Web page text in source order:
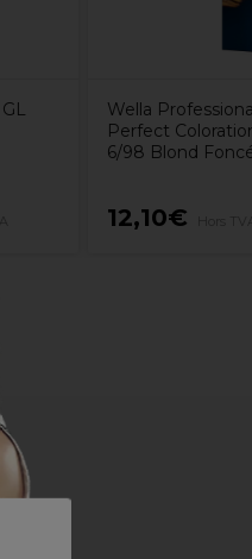
Wella
Perfect
6/98 Blond
12,10€